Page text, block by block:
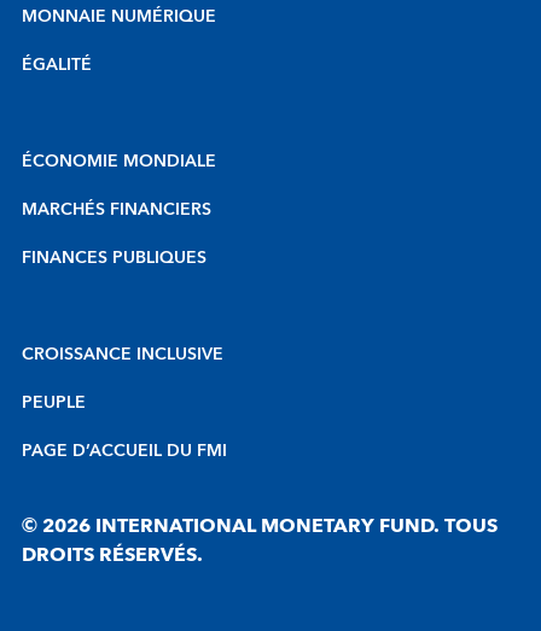
MONNAIE NUMÉRIQUE
ÉGALITÉ
ÉCONOMIE MONDIALE
MARCHÉS FINANCIERS
FINANCES PUBLIQUES
CROISSANCE INCLUSIVE
PEUPLE
PAGE D’ACCUEIL DU FMI
© 2026 INTERNATIONAL MONETARY FUND. TOUS
DROITS RÉSERVÉS.